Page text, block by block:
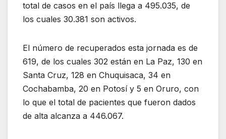
total de casos en el país llega a 495.035, de
los cuales 30.381 son activos.
El número de recuperados esta jornada es de
619, de los cuales 302 están en La Paz, 130 en
Santa Cruz, 128 en Chuquisaca, 34 en
Cochabamba, 20 en Potosí y 5 en Oruro, con
lo que el total de pacientes que fueron dados
de alta alcanza a 446.067.